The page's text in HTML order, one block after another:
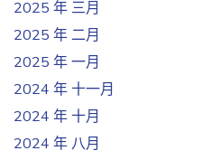
2025 年 三月
2025 年 二月
2025 年 一月
2024 年 十一月
2024 年 十月
2024 年 八月